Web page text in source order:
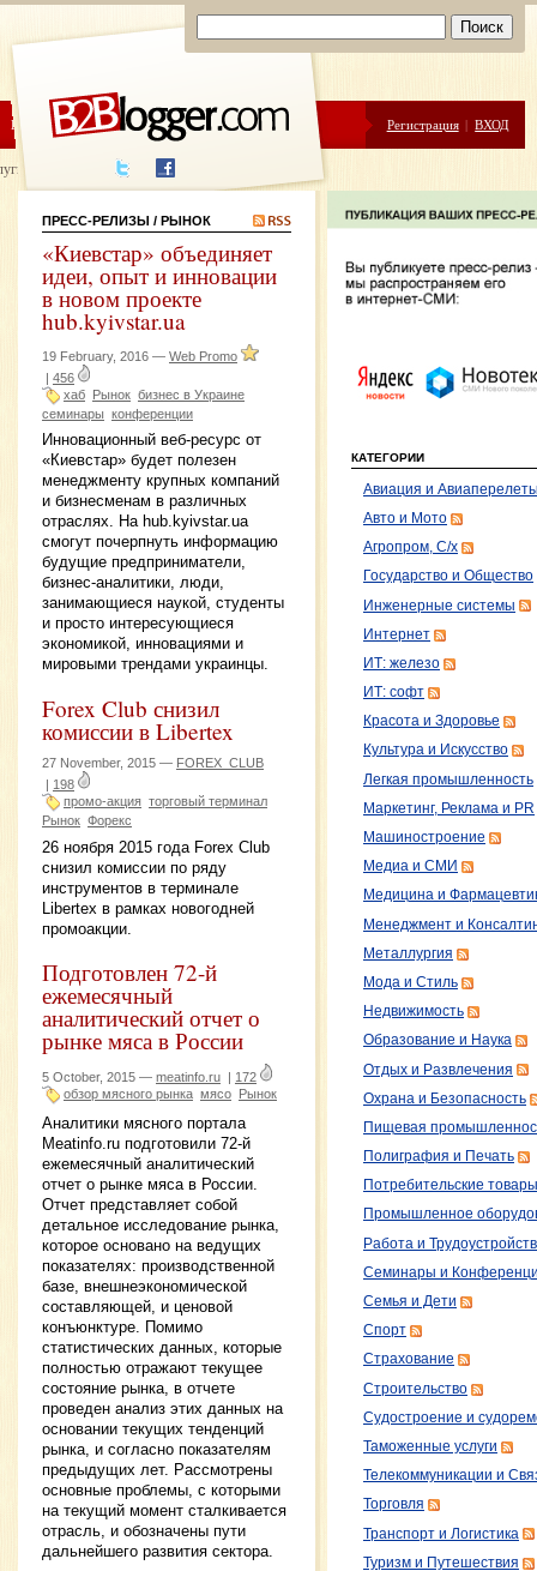
ЦЕНЫ ПОМОЩЬ Регистрация | ВХОД
написания
ПРЕСС-РЕЛИЗЫ / РЫНОК
«Киевстар» объединяет
идеи, опыт и инновации
в новом проекте
hub.kyivstar.ua
19 February, 2016 — Web Promo
| 456
хаб Рынок бизнес в Украине
семинары конференции
Инновационный веб-ресурс от
«Киевстар» будет полезен
менеджменту крупных компаний
и бизнесменам в различных
отраслях. На hub.kyivstar.ua
смогут почерпнуть информацию
будущие предприниматели,
бизнес-аналитики, люди,
занимающиеся наукой, студенты
и просто интересующиеся
экономикой, инновациями и
мировыми трендами украинцы.
Forex Club снизил
комиссии в Libertex
27 November, 2015 — FOREX_CLUB
| 198
промо-акция торговый терминал
Рынок Форекс
26 ноября 2015 года Forex Club
снизил комиссии по ряду
инструментов в терминале
Libertex в рамках новогодней
промоакции.
Подготовлен 72-й
ежемесячный
аналитический отчет о
рынке мяса в России
5 October, 2015 — meatinfo.ru
172
обзор мясного рынка мясо Рынок
Аналитики мясного портала
Meatinfo.ru подготовили 72-й
ежемесячный аналитический
отчет о рынке мяса в России.
Отчет представляет собой
детальное исследование рынка,
которое основано на ведущих
показателях: производственной
базе, внешнеэкономической
составляющей, и ценовой
конъюнктуре. Помимо
статистических данных, которые
полностью отражают текущее
состояние рынка, в отчете
проведен анализ этих данных на
основании текущих тенденций
рынка, и согласно показателям
предыдущих лет. Рассмотрены
основные проблемы, с которыми
на текущий момент сталкивается
отрасль, и обозначены пути
дальнейшего развития сектора.
КАТЕГОРИИ
Авиация и
Авто и Мото
Агропром, С/х
Государство и Общество
Инженерные системы
Интернет
ИТ: железо
ИТ: софт
Красота и Здоровье
Культура и Искусство
Легкая промышленность
Маркетинг, Реклама и PR
Машиностроение
Медиа и СМИ
Медицина и
Менеджмент и
Металлургия
Мода и Стиль
Недвижимость
Образование и Наука
Отдых и Развлечения
Охрана и Безопасность
Пищевая
Полиграфия и Печать
Потребительские товары
Промышленное
Работа и
Семинары и
Семья и Дети
Спорт
Страхование
Строительство
Судостроение и
Таможенные услуги
Телекоммуникации и
Торговля
Транспорт и Логистика
Туризм и Путешествия